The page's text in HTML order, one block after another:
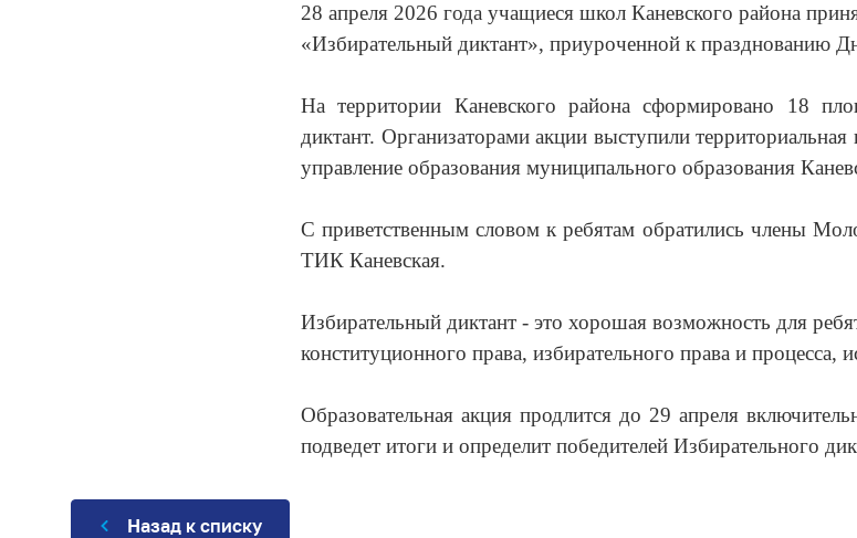
28 апреля 2026 года учащиеся школ Каневского района
«Избирательный диктант», приуроченной к празднованию
На территории Каневского района сформировано 18
диктант. Организаторами акции выступили территориальная
управление образования муниципального образования
С приветственным словом к ребятам обратились члены
ТИК Каневская.
Избирательный диктант - это хорошая возможность для
конституционного права, избирательного права и процесса,
Образовательная акция продлится до 29 апреля
подведет итоги и определит победителей Избирательного
Назад к списку